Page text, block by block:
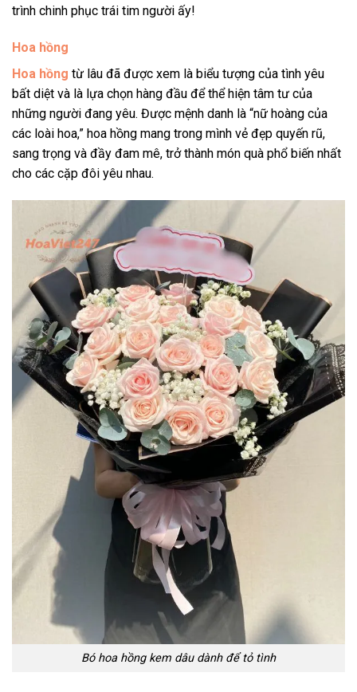
trình chinh phục trái tim người ấy!
Hoa hồng
Hoa hồng từ lâu đã được xem là biểu tượng của tình yêu
bất diệt và là lựa chọn hàng đầu để thể hiện tâm tư của
những người đang yêu. Được mệnh danh là “nữ hoàng của
các loài hoa,” hoa hồng mang trong mình vẻ đẹp quyến rũ,
sang trọng và đầy đam mê, trở thành món quà phổ biến nhất
cho các cặp đôi yêu nhau.
Bó hoa hồng kem dâu dành để tỏ tình